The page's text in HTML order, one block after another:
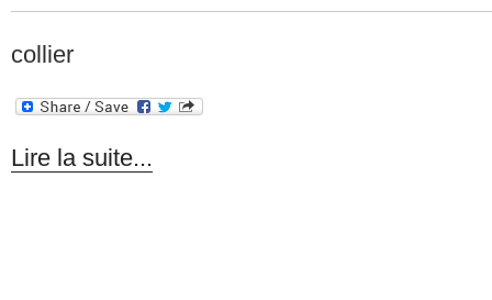
collier
Lire la suite...